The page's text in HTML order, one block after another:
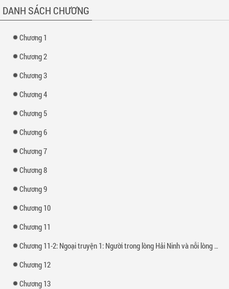
DANH SÁCH CHƯƠNG
Chương 1
Chương 2
Chương 3
Chương 4
Chương 5
Chương 6
Chương 7
Chương 8
Chương 9
Chương 10
Chương 11
Chương 11-2: Ngoại truyện 1: Người trong lòng Hải Ninh và nỗi lòng của Mimi
Chương 12
Chương 13